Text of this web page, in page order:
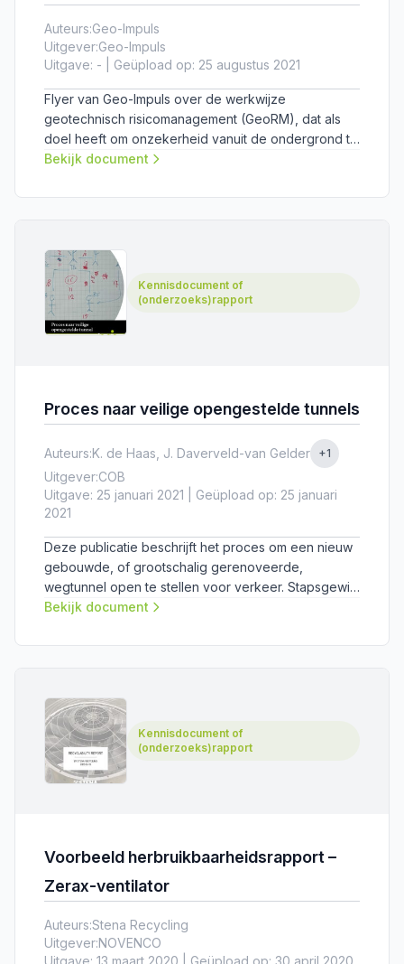
Auteurs:Geo-Impuls
Uitgever:Geo-Impuls
Uitgave: - | Geüpload op: 25 augustus 2021
Flyer van Geo-Impuls over de werkwijze
geotechnisch risicomanagement (GeoRM), dat als
doel heeft om onzekerheid vanuit de ondergrond te
beheersen.
Bekijk document
Kennisdocument of
(onderzoeks)rapport
Proces naar veilige opengestelde tunnels
Auteurs:K. de Haas, J. Daverveld-van Gelder +1
Uitgever:COB
Uitgave: 25 januari 2021 | Geüpload op: 25 januari
2021
Deze publicatie beschrijft het proces om een nieuw
gebouwde, of grootschalig gerenoveerde,
wegtunnel open te stellen voor verkeer. Stapsgewijs
zijn de (al dan niet wettelijke) acties op een rij gezet
ondernemen.
Bekijk document
Kennisdocument of
(onderzoeks)rapport
Voorbeeld herbruikbaarheidsrapport –
Zerax-ventilator
Auteurs:Stena Recycling
Uitgever:NOVENCO
Uitgave: 13 maart 2020 | Geüpload op: 30 april 2020